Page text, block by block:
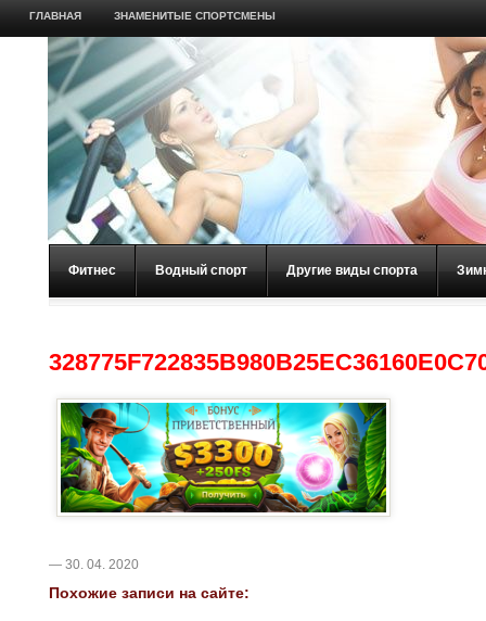
ГЛАВНАЯ ЗНАМЕНИТЫЕ СПОРТСМЕНЫ
Фитнес Водный спорт Другие виды спорта
— 30. 04. 2020
Похожие записи на сайте: